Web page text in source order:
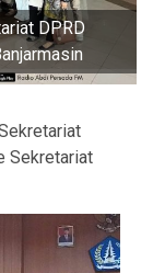
DPRD
Sekretariat